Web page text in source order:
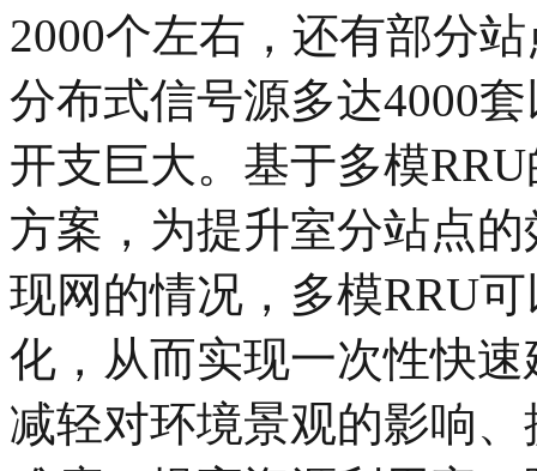
2000个左右，还有部分
分布式信号源多达4000
开支巨大。基于多模
方案，为提升室分站点
现网的情况，多模RRU
化，从而实现一次性快
减轻对环境景观的影响